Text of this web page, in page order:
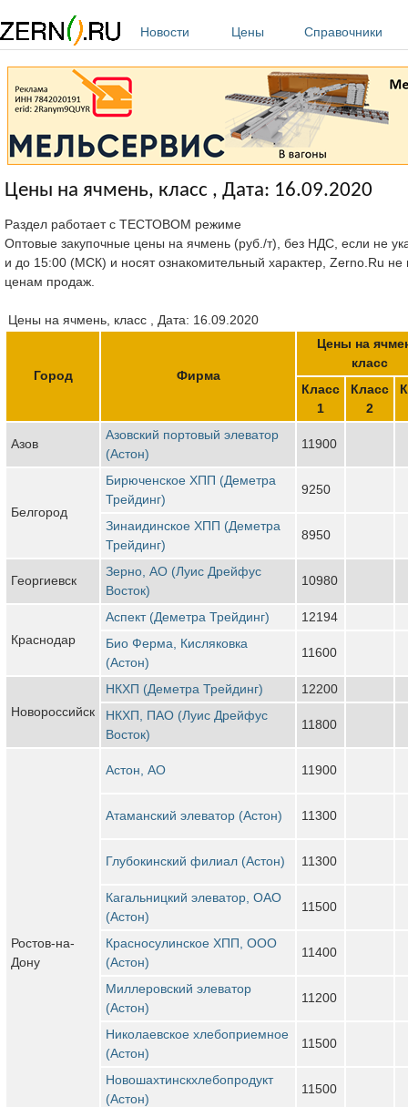
Новости
Цены Справочники
Цены на ячмень, класс , Дата: 16.09.2020
Раздел работает с ТЕСТОВОМ режиме
Оптовые закупочные цены на ячмень (руб./т), без НДС, если не
и до 15:00 (МСК) и носят ознакомительный характер, Zerno.Ru не
ценам продаж.
Цены на ячмень, класс , Дата: 16.09.2020
Город Фирма
Цены на
класс
Класс
1
Класс
2
Азов
Азовский портовый элеватор
(Астон)
11900
Белгород
Бирюченское ХПП (Деметра
Трейдинг)
9250
Зинаидинское ХПП (Деметра
Трейдинг)
8950
Георгиевск
Зерно, АО (Луис Дрейфус
Восток)
10980
Краснодар
Аспект (Деметра Трейдинг)
12194
Био Ферма, Кисляковка
(Астон)
11600
Новороссийск
НКХП (Деметра Трейдинг)
12200
НКХП, ПАО (Луис Дрейфус
Восток)
11800
Ростов-на-
Дону
Астон, АО 11900
Атаманский элеватор (Астон) 11300
Глубокинский филиал (Астон) 11300
Кагальницкий элеватор, ОАО
(Астон)
11500
Красносулинское ХПП, ООО
(Астон)
11400
Миллеровский элеватор
(Астон)
11200
Николаевское хлебоприемное
(Астон)
11500
Новошахтинскхлебопродукт
(Астон)
11500